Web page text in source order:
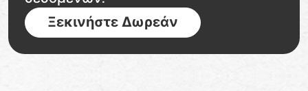
Ξεκινήστε Δωρεάν